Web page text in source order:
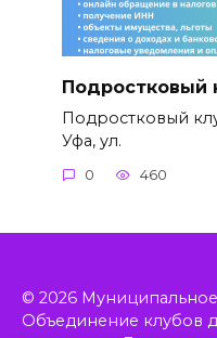
Подростковый
Подростковый
Уфа, ул.
0 460
© 2026
Объединение клубов